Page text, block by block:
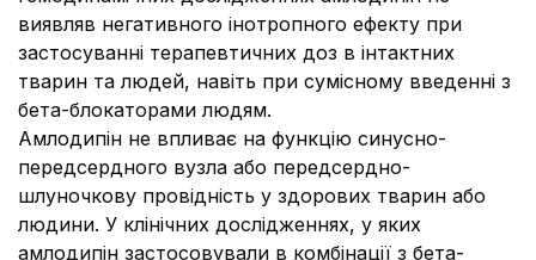
виявляв негативного інотропного ефекту при
застосуванні терапевтичних доз в інтактних
тварин та людей, навіть при сумісному введенні з
бета-блокаторами людям.
Амлодипін не впливає на функцію синусно-
передсердного вузла або передсердно-
шлуночкову провідність у здорових тварин або
людини. У клінічних дослідженнях, у яких
амлодипін застосовували в комбінації з бета-